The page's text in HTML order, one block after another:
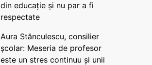
din educație și nu par a fi
respectate
Aura Stănculescu, consilier
școlar: Meseria de profesor
este un stres continuu și unii